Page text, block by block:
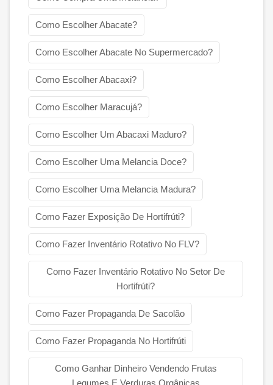
Como Escolher Abacate?
Como Escolher Abacate No Supermercado?
Como Escolher Abacaxi?
Como Escolher Maracujá?
Como Escolher Um Abacaxi Maduro?
Como Escolher Uma Melancia Doce?
Como Escolher Uma Melancia Madura?
Como Fazer Exposição De Hortifrúti?
Como Fazer Inventário Rotativo No FLV?
Como Fazer Inventário Rotativo No Setor De
Hortifrúti?
Como Fazer Propaganda De Sacolão
Como Fazer Propaganda No Hortifrúti
Como Ganhar Dinheiro Vendendo Frutas